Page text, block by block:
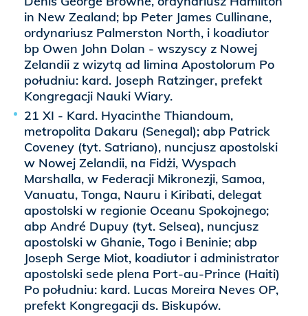
in New Zealand; bp Peter James Cullinane,
ordynariusz Palmerston North, i koadiutor
bp Owen John Dolan - wszyscy z Nowej
Zelandii z wizytą ad limina Apostolorum Po
południu: kard. Joseph Ratzinger, prefekt
Kongregacji Nauki Wiary.
21 XI - Kard. Hyacinthe Thiandoum,
metropolita Dakaru (Senegal); abp Patrick
Coveney (tyt. Satriano), nuncjusz apostolski
w Nowej Zelandii, na Fidżi, Wyspach
Marshalla, w Federacji Mikronezji, Samoa,
Vanuatu, Tonga, Nauru i Kiribati, delegat
apostolski w regionie Oceanu Spokojnego;
abp André Dupuy (tyt. Selsea), nuncjusz
apostolski w Ghanie, Togo i Beninie; abp
Joseph Serge Miot, koadiutor i administrator
apostolski sede plena Port-au-Prince (Haiti)
Po południu: kard. Lucas Moreira Neves OP,
prefekt Kongregacji ds. Biskupów.